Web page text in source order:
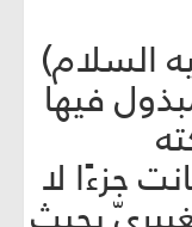
السلام)
فيها
جزءًا لا